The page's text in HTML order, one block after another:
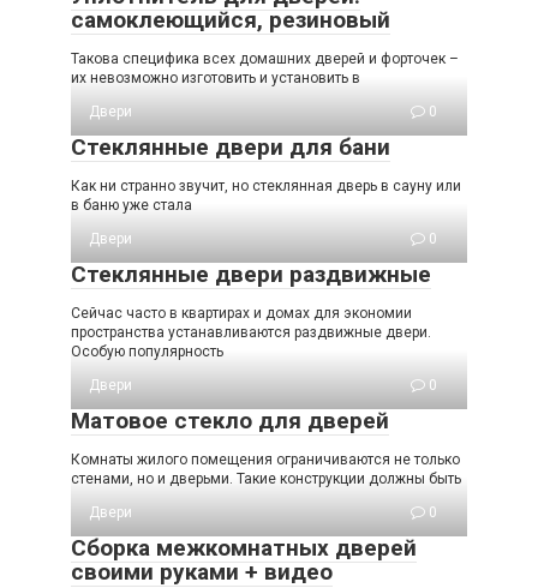
самоклеющийся, резиновый
Такова специфика всех домашних дверей и форточек –
их невозможно изготовить и установить в
Двери
0
Стеклянные двери для бани
Как ни странно звучит, но стеклянная дверь в сауну или
в баню уже стала
Двери
0
Стеклянные двери раздвижные
Сейчас часто в квартирах и домах для экономии
пространства устанавливаются раздвижные двери.
Особую популярность
Двери
0
Матовое стекло для дверей
Комнаты жилого помещения ограничиваются не только
стенами, но и дверьми. Такие конструкции должны быть
Двери
0
Сборка межкомнатных дверей
своими руками + видео